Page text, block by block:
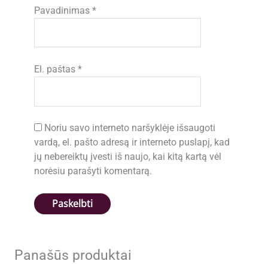
Pavadinimas*
El. paštas*
Noriu savo interneto naršyklėje išsaugoti
vardą, el. pašto adresą ir interneto puslapį, kad
jų nebereiktų įvesti iš naujo, kai kitą kartą vėl
norėsiu parašyti komentarą.
Panašūs produktai